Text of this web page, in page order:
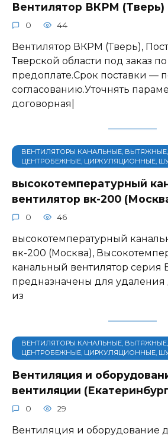
Вентилятор ВКРМ (Тверь)
0 44
Вентилятор ВКРМ (Тверь),
Тверской области под заказ по
предоплате.Срок поставки —
согласованию.Уточнять
договорная|
ВЕНТИЛЯТОРЫ КАНАЛЬНЫЕ,
ЦЕНТРОБЕЖНЫЕ, ЦИРКУЛЯЦИОННЫЕ,
высокотемпературный
вентилятор вк-200
0 46
высокотемпературный
вк-200 (Москва),
канальный вентилятор серия
предназначены для удаления
из
ВЕНТИЛЯТОРЫ КАНАЛЬНЫЕ,
ЦЕНТРОБЕЖНЫЕ, ЦИРКУЛЯЦИОННЫЕ,
Вентиляция и
вентиляции
0 29
Вентиляция и оборудование